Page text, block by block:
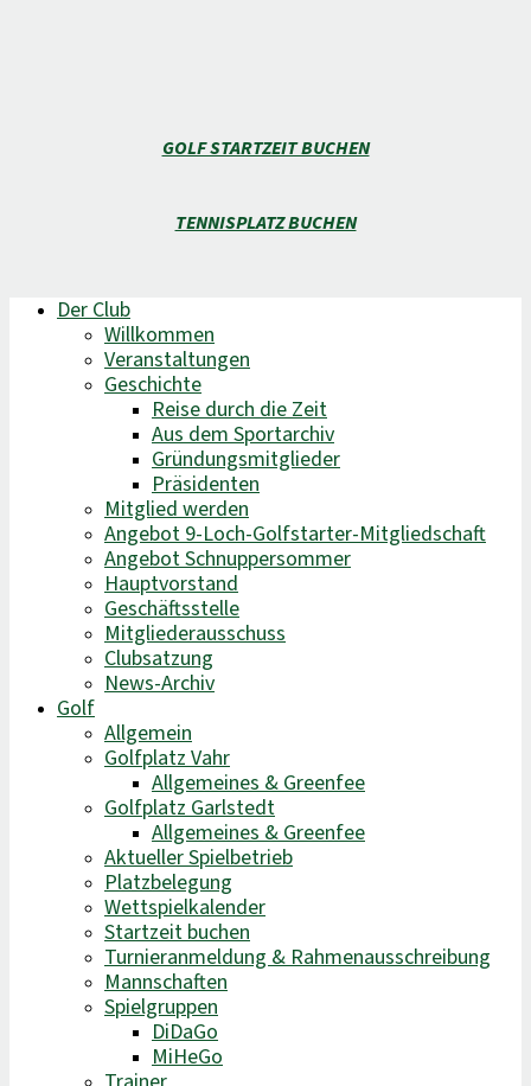
GOLF STARTZEIT BUCHEN
TENNISPLATZ BUCHEN
Der Club
Willkommen
Veranstaltungen
Geschichte
Reise durch die Zeit
Aus dem Sportarchiv
Gründungsmitglieder
Präsidenten
Mitglied werden
Angebot 9-Loch-Golfstarter-Mitgliedschaft
Angebot Schnuppersommer
Hauptvorstand
Geschäftsstelle
Mitgliederausschuss
Clubsatzung
News-Archiv
Golf
Allgemein
Golfplatz Vahr
Allgemeines & Greenfee
Golfplatz Garlstedt
Allgemeines & Greenfee
Aktueller Spielbetrieb
Platzbelegung
Wettspielkalender
Startzeit buchen
Turnieranmeldung & Rahmenausschreibung
Mannschaften
Spielgruppen
DiDaGo
MiHeGo